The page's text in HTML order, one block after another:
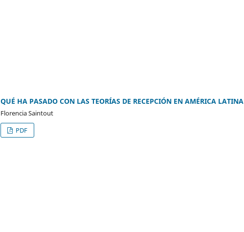
QUÉ HA PASADO CON LAS TEORÍAS DE RECEPCIÓN EN AMÉRICA LATINA
Florencia Saintout
PDF